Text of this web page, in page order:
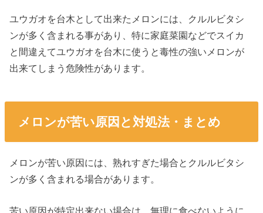
ユウガオを台木として出来たメロンには、クルルビタシ
ンが多く含まれる事があり、特に家庭菜園などでスイカ
と間違えてユウガオを台木に使うと毒性の強いメロンが
出来てしまう危険性があります。
メロンが苦い原因と対処法・まとめ
メロンが苦い原因には、熟れすぎた場合とクルルビタシ
ンが多く含まれる場合があります。
苦い原因が特定出来ない場合は、無理に食べないように